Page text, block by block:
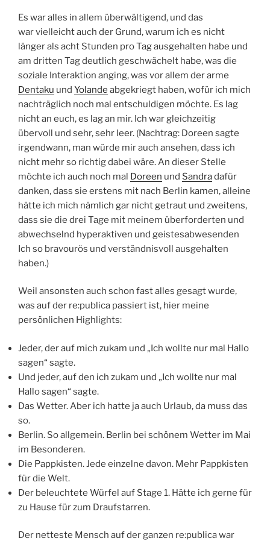
Es war alles in allem überwältigend, und das
war vielleicht auch der Grund, warum ich es nicht
länger als acht Stunden pro Tag ausgehalten habe und
am dritten Tag deutlich geschwächelt habe, was die
soziale Interaktion anging, was vor allem der arme
Dentaku und Yolande abgekriegt haben, wofür ich mich
nachträglich noch mal entschuldigen möchte. Es lag
nicht an euch, es lag an mir. Ich war gleichzeitig
übervoll und sehr, sehr leer. (Nachtrag: Doreen sagte
irgendwann, man würde mir auch ansehen, dass ich
nicht mehr so richtig dabei wäre. An dieser Stelle
möchte ich auch noch mal Doreen und Sandradafür
danken, dass sie erstens mit nach Berlin kamen, alleine
hätte ich mich nämlich gar nicht getraut und zweitens,
dass sie die drei Tage mit meinem überforderten und
abwechselnd hyperaktiven und geistesabwesenden
Ich so bravourös und verständnisvoll ausgehalten
haben.)
Weil ansonsten auch schon fast alles gesagt wurde,
was auf der re:publica passiert ist, hier meine
persönlichen Highlights:
Jeder, der auf mich zukam und „Ich wollte nur mal Hallo
sagen“ sagte.
Und jeder, auf den ich zukam und „Ich wollte nur mal
Hallo sagen“ sagte.
Das Wetter. Aber ich hatte ja auch Urlaub, da muss das
so.
Berlin. So allgemein. Berlin bei schönem Wetter im Mai
im Besonderen.
Die Pappkisten. Jede einzelne davon. Mehr Pappkisten
für die Welt.
Der beleuchtete Würfel auf Stage 1. Hätte ich gerne für
zu Hause für zum Draufstarren.
Der netteste Mensch auf der ganzen re:publica war